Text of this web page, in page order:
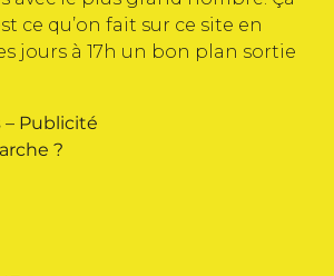
ce qu’on fait sur ce site en
jours à 17h un bon plan sortie
– Publicité
?